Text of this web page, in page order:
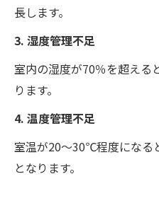
長します。
3. 湿度管理不足
室内の湿度が70％を超える
ります。
4. 温度管理不足
室温が20～30℃程度になる
となります。